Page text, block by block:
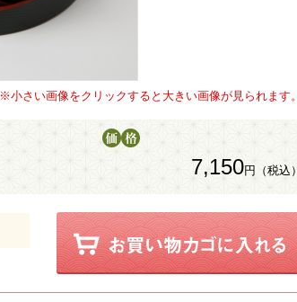
※小さい画像をクリックすると大きい画像が見られます。
7,150円（税込）